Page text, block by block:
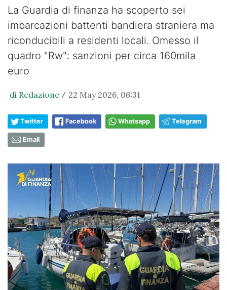
La Guardia di finanza ha scoperto sei
imbarcazioni battenti bandiera straniera ma
riconducibili a residenti locali. Omesso il
quadro "Rw": sanzioni per circa 160mila
euro
di Redazione / 22 May 2026, 06:31
Twitter Facebook Whatsapp Telegram
Email